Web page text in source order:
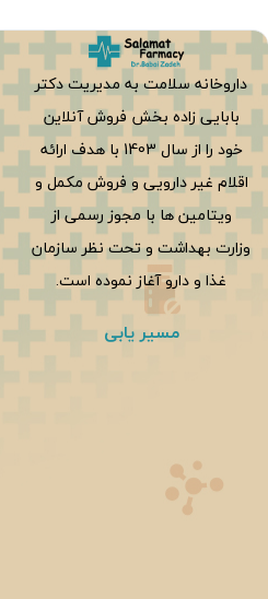
داروخانه سلامت به مدیریت دکتر
بابایی زاده بخش فروش آنلاین
خود را از سال 1403 با هدف ارائه
اقلام غیر دارویی و فروش مکمل و
ویتامین ها با مجوز رسمی از
وزارت بهداشت و تحت نظر سازمان
غذا و دارو آغاز نموده است.
مسیر یابی